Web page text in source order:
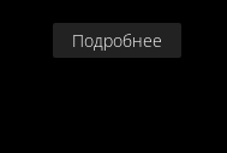
Подробнее